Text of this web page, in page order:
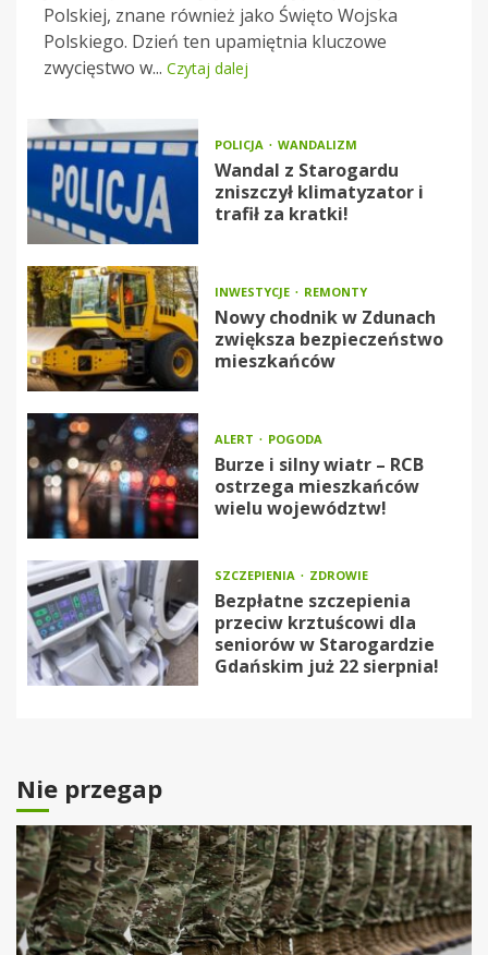
Polskiej, znane również jako Święto Wojska
Polskiego. Dzień ten upamiętnia kluczowe
zwycięstwo w... Czytaj dalej
POLICJA WANDALIZM
Wandal z Starogardu
zniszczył klimatyzator i
trafił za kratki!
INWESTYCJE REMONTY
Nowy chodnik w Zdunach
zwiększa bezpieczeństwo
mieszkańców
ALERT POGODA
Burze i silny wiatr – RCB
ostrzega mieszkańców
wielu województw!
SZCZEPIENIA ZDROWIE
Bezpłatne szczepienia
przeciw krztuścowi dla
seniorów w Starogardzie
Gdańskim już 22 sierpnia!
Nie przegap